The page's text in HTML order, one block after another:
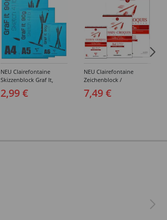
NEU Clairefontaine
Skizzenblock Graf It,
Himmelblau, 80 Blatt,
90g/qm - Verschiedene
2,99 €
NEU Clairefontaine
Zeichenblock /
Spiralblock Croquis, 50
Blatt, 120g/qm -
7,49 €